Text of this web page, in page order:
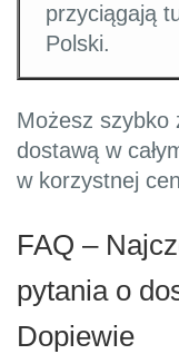
przyciągają
Polski.
Możesz szybko
dostawą w
w korzystnej
FAQ –
pytania o
Dopiewie